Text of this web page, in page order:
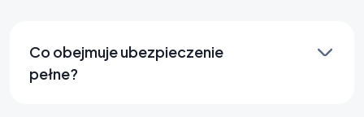
Co obejmuje ubezpieczenie
pełne?